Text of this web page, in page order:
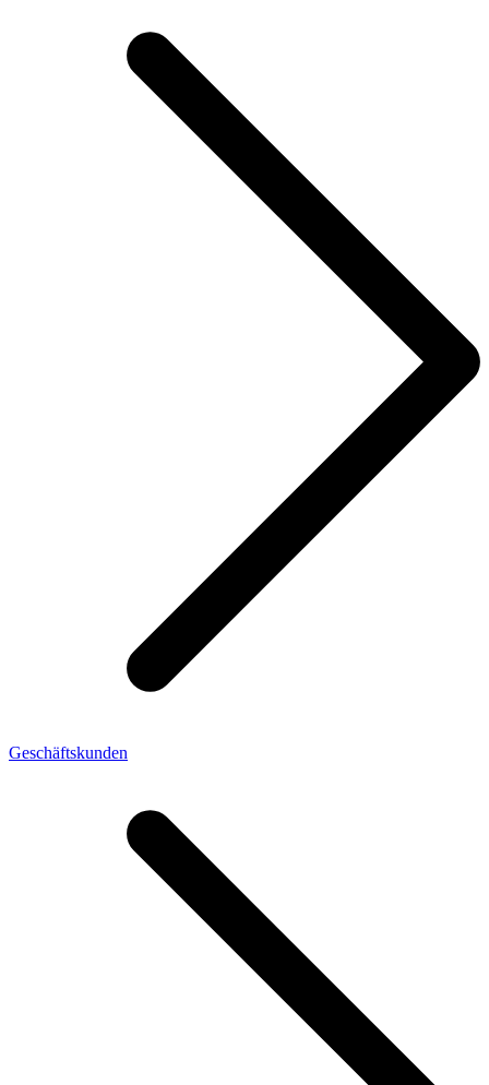
Geschäftskunden